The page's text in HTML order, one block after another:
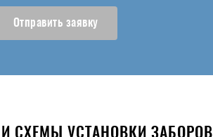
Отправить заявку
СХЕМЫ УСТАНОВКИ ЗАБОРОВ